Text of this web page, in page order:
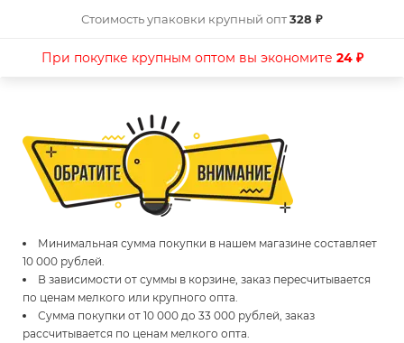
Стоимость упаковки крупный опт328 ₽
При покупке крупным оптом вы экономите 24 ₽
Минимальная сумма покупки в нашем магазине составляет
10 000 рублей.
В зависимости от суммы в корзине, заказ пересчитывается
по ценам мелкого или крупного опта.
Сумма покупки от 10 000 до 33 000 рублей, заказ
рассчитывается по ценам мелкого опта.